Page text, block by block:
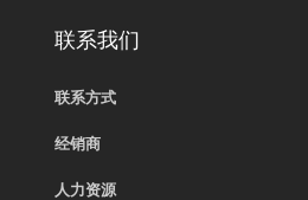
联系我们
联系方式
经销商
人力资源